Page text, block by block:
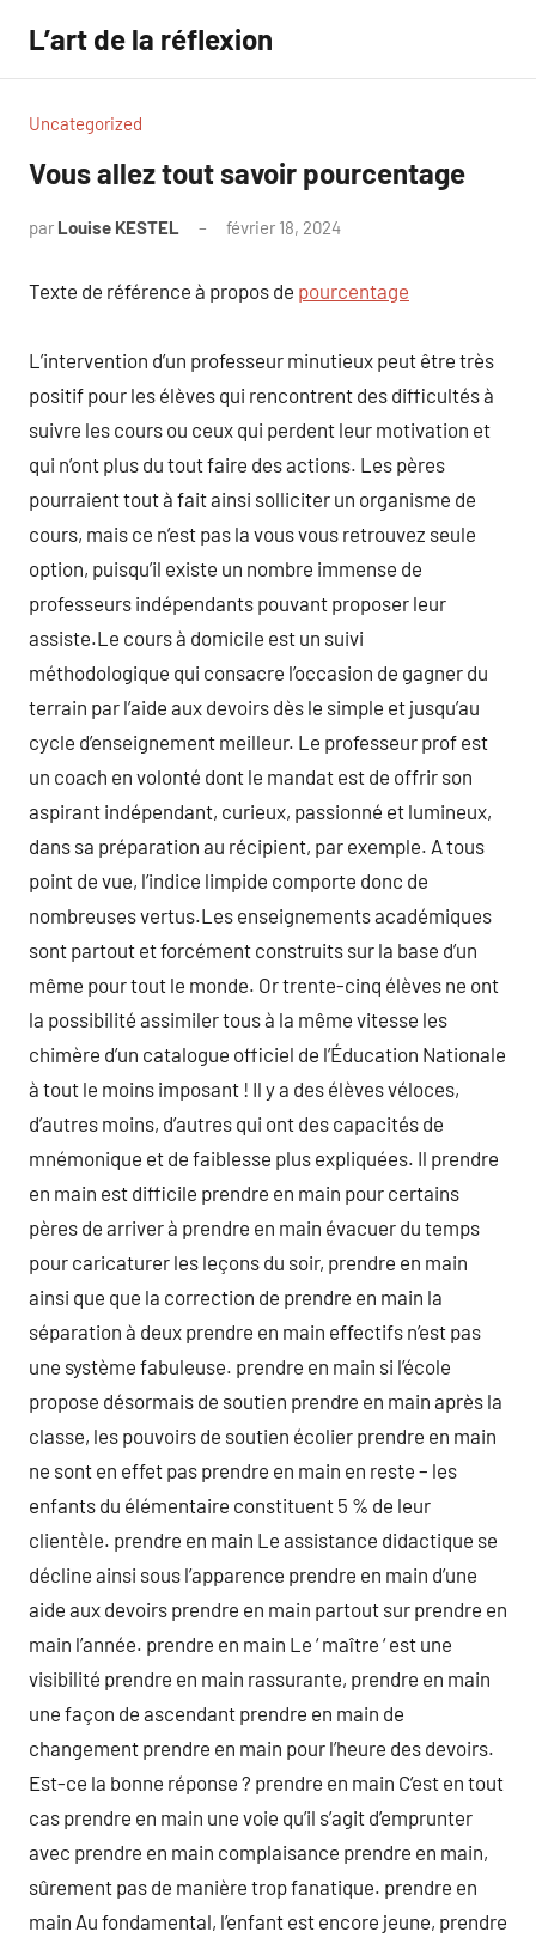
contenu
L’art de la réflexion
Uncategorized
Vous allez tout savoir pourcentage
par Louise KESTEL février 18, 2024
Texte de référence à propos de pourcentage
L’intervention d’un professeur minutieux peut être très
positif pour les élèves qui rencontrent des difficultés à
suivre les cours ou ceux qui perdent leur motivation et
qui n’ont plus du tout faire des actions. Les pères
pourraient tout à fait ainsi solliciter un organisme de
cours, mais ce n’est pas la vous vous retrouvez seule
option, puisqu’il existe un nombre immense de
professeurs indépendants pouvant proposer leur
assiste.Le cours à domicile est un suivi
méthodologique qui consacre l’occasion de gagner du
terrain par l’aide aux devoirs dès le simple et jusqu’au
cycle d’enseignement meilleur. Le professeur prof est
un coach en volonté dont le mandat est de offrir son
aspirant indépendant, curieux, passionné et lumineux,
dans sa préparation au récipient, par exemple. A tous
point de vue, l’indice limpide comporte donc de
nombreuses vertus.Les enseignements académiques
sont partout et forcément construits sur la base d’un
même pour tout le monde. Or trente-cinq élèves ne ont
la possibilité assimiler tous à la même vitesse les
chimère d’un catalogue officiel de l’Éducation Nationale
à tout le moins imposant ! Il y a des élèves véloces,
d’autres moins, d’autres qui ont des capacités de
mnémonique et de faiblesse plus expliquées. Il prendre
en main est difficile prendre en main pour certains
pères de arriver à prendre en main évacuer du temps
pour caricaturer les leçons du soir, prendre en main
ainsi que que la correction de prendre en main la
séparation à deux prendre en main effectifs n’est pas
une système fabuleuse. prendre en main si l’école
propose désormais de soutien prendre en main après la
classe, les pouvoirs de soutien écolier prendre en main
ne sont en effet pas prendre en main en reste – les
enfants du élémentaire constituent 5 % de leur
clientèle. prendre en main Le assistance didactique se
décline ainsi sous l’apparence prendre en main d’une
aide aux devoirs prendre en main partout sur prendre en
main l’année. prendre en main Le ‘ maître ‘ est une
visibilité prendre en main rassurante, prendre en main
une façon de ascendant prendre en main de
changement prendre en main pour l’heure des devoirs.
Est-ce la bonne réponse ? prendre en main C’est en tout
cas prendre en main une voie qu’il s’agit d’emprunter
avec prendre en main complaisance prendre en main,
sûrement pas de manière trop fanatique. prendre en
main Au fondamental, l’enfant est encore jeune, prendre